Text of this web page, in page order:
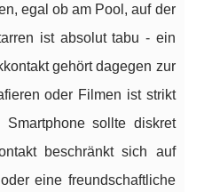
egal ob am Pool, auf der
ist absolut tabu - ein
gehört dagegen zur
oder Filmen ist strikt
sollte diskret
beschränkt sich auf
eine freundschaftliche